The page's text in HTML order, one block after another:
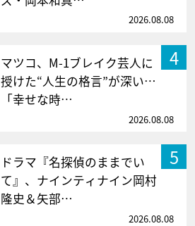
2026.08.08
4
マツコ、M-1ブレイク芸人に
授けた“人生の格言”が深い…
「幸せな時…
2026.08.08
5
ドラマ『名探偵のままでい
て』、ナインティナイン岡村
隆史＆矢部…
2026.08.08